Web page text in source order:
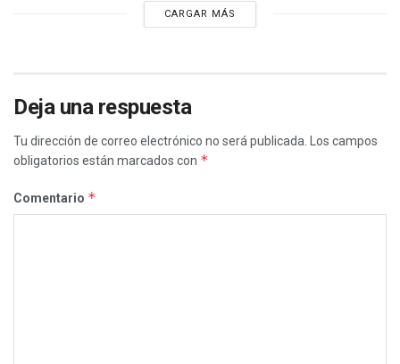
CARGAR MÁS
Deja una respuesta
Tu dirección de correo electrónico no será publicada.
Los campos
obligatorios están marcados con *
Comentario *